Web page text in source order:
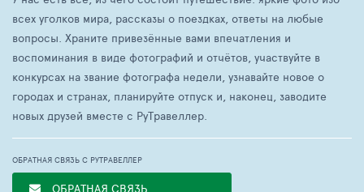
всех уголков мира, рассказы о поездках, ответы на любые
вопросы. Храните привезённые вами впечатления и
воспоминания в виде фотографий и отчётов, участвуйте в
конкурсах на звание фотографа недели, узнавайте новое о
городах и странах, планируйте отпуск и, наконец, заводите
новых друзей вместе с РуТравеллер.
ОБРАТНАЯ СВЯЗЬ С РУТРАВЕЛЛЕР
ОБРАТНАЯ СВЯЗЬ